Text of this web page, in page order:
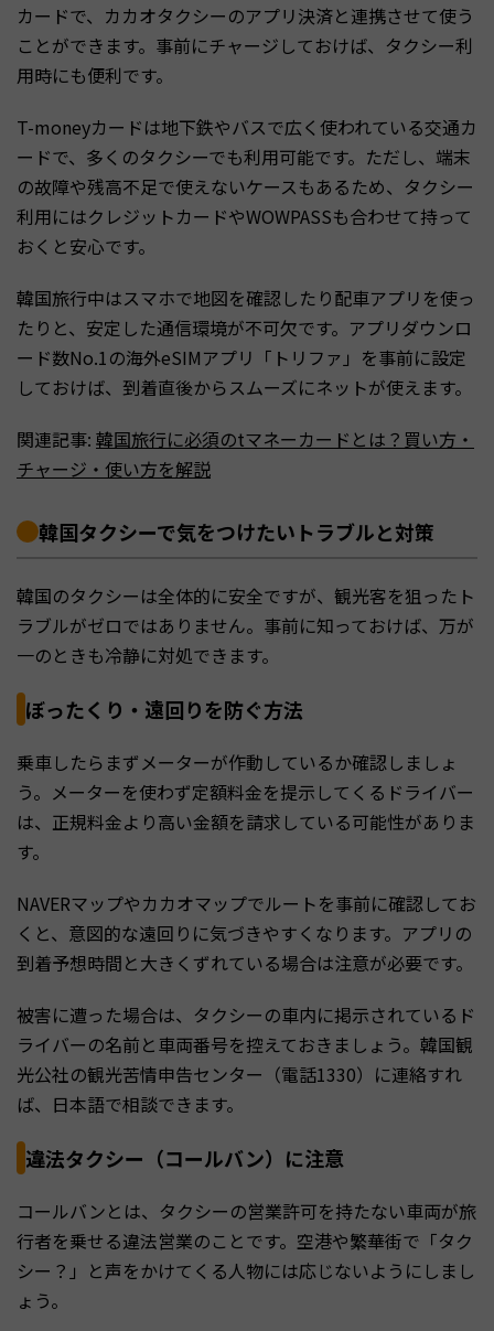
カードで、カカオタクシーのアプリ決済と連携させて使う
ことができます。事前にチャージしておけば、タクシー利
用時にも便利です。
T-moneyカードは地下鉄やバスで広く使われている交通カ
ードで、多くのタクシーでも利用可能です。ただし、端末
の故障や残高不足で使えないケースもあるため、タクシー
利用にはクレジットカードやWOWPASSも合わせて持って
おくと安心です。
韓国旅行中はスマホで地図を確認したり配車アプリを使っ
たりと、安定した通信環境が不可欠です。アプリダウンロ
ード数No.1の海外eSIMアプリ「トリファ」を事前に設定
しておけば、到着直後からスムーズにネットが使えます。
関連記事: 韓国旅行に必須のtマネーカードとは？買い方・
チャージ・使い方を解説
韓国タクシーで気をつけたいトラブルと対策
韓国のタクシーは全体的に安全ですが、観光客を狙ったト
ラブルがゼロではありません。事前に知っておけば、万が
一のときも冷静に対処できます。
ぼったくり・遠回りを防ぐ方法
乗車したらまずメーターが作動しているか確認しましょ
う。メーターを使わず定額料金を提示してくるドライバー
は、正規料金より高い金額を請求している可能性がありま
す。
NAVERマップやカカオマップでルートを事前に確認してお
くと、意図的な遠回りに気づきやすくなります。アプリの
到着予想時間と大きくずれている場合は注意が必要です。
被害に遭った場合は、タクシーの車内に掲示されているド
ライバーの名前と車両番号を控えておきましょう。韓国観
光公社の観光苦情申告センター（電話1330）に連絡すれ
ば、日本語で相談できます。
違法タクシー（コールバン）に注意
コールバンとは、タクシーの営業許可を持たない車両が旅
行者を乗せる違法営業のことです。空港や繁華街で「タク
シー？」と声をかけてくる人物には応じないようにしまし
ょう。